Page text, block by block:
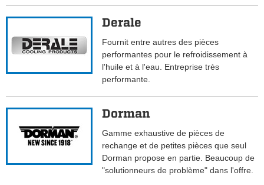
Derale
Fournit entre autres des pièces
performantes pour le refroidissement à
l'huile et à l'eau. Entreprise très
performante.
Dorman
Gamme exhaustive de pièces de
rechange et de petites pièces que seul
Dorman propose en partie. Beaucoup de
"solutionneurs de problème" dans l'offre.